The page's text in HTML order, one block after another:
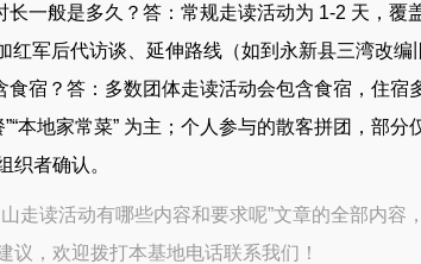
一般是多久？答：常规走读活动为 1-2 天，覆
红军后代访谈、延伸路线（如到永新县三湾改编
宿？答：多数团体走读活动会包含食宿，住宿
”“本地家常菜” 为主；个人参与的散客拼团，部
织者确认。
走读活动有哪些内容和要求呢”文章的全部内容
议，欢迎拨打本基地电话联系我们！